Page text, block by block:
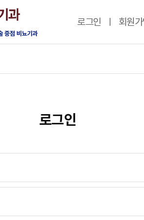
로그인 회원
로그인